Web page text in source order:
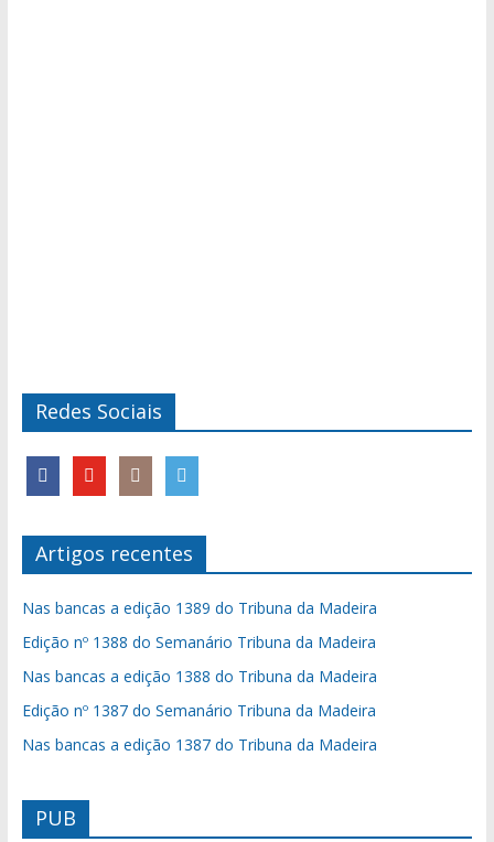
Redes Sociais
Artigos recentes
Nas bancas a edição 1389 do Tribuna da Madeira
Edição nº 1388 do Semanário Tribuna da Madeira
Nas bancas a edição 1388 do Tribuna da Madeira
Edição nº 1387 do Semanário Tribuna da Madeira
Nas bancas a edição 1387 do Tribuna da Madeira
PUB